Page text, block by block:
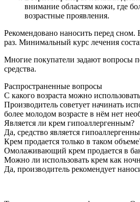
внимание областям кожи, где
возрастные проявления.
Рекомендовано наносить перед сном.
раз. Минимальный курс лечения
Многие покупатели задают вопросы
средства.
Распространенные вопросы
С какого возраста можно
Производитель советует начинать
более молодом возрасте в нём нет
Является ли крем гипоаллергенным?
Да, средство является
Крем продается только в таком
Омолаживающий крем продается в
Можно ли использовать крем как
Да, производитель рекомендует